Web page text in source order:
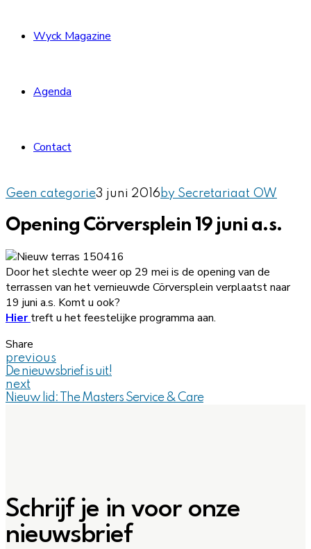
Wyck Magazine
Agenda
Contact
Geen categorie3 juni 2016 by Secretariaat OW
Opening Cörversplein 19 juni a.s.
Door het slechte weer op 29 mei is de opening van de
terrassen van het vernieuwde Cörversplein verplaatst naar
19 juni a.s. Komt u ook?
Hier treft u het feestelijke programma aan.
Share
previous
De nieuwsbrief is uit!
next
Nieuw lid: The Masters Service & Care
Schrijf je in voor onze
nieuwsbrief